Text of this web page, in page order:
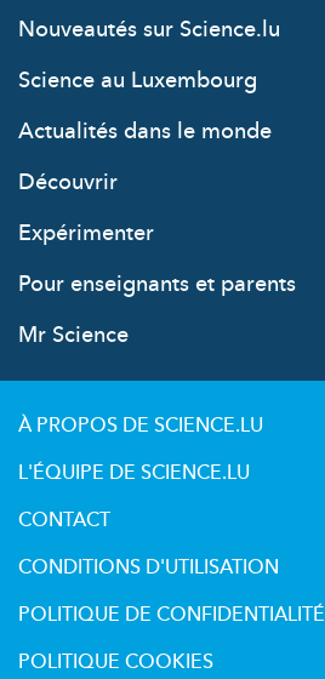
Nouveautés sur Science.lu
Science au Luxembourg
Actualités dans le monde
Découvrir
Expérimenter
Pour enseignants et parents
Mr Science
À PROPOS DE SCIENCE.LU
L'ÉQUIPE DE SCIENCE.LU
CONTACT
CONDITIONS D'UTILISATION
POLITIQUE DE CONFIDENTIALITÉ
POLITIQUE COOKIES